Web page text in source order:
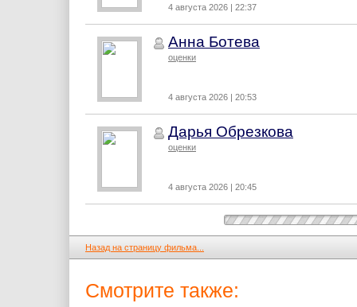
4 августа 2026 | 22:37
Анна Ботева
оценки
4 августа 2026 | 20:53
Дарья Обрезкова
оценки
4 августа 2026 | 20:45
Назад на страницу фильма...
Смотрите также: